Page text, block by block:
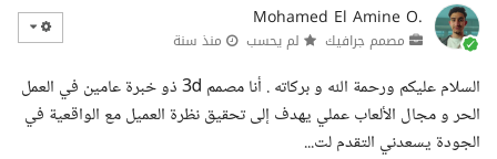
Mohamed El Amine O.
مصمم جرافيك لم يحسب منذ سنة
السلام عليكم ورحمة الله و بركاته . أنا مصمم 3d ذو خبرة عامين في العمل
الحر و مجال الألعاب عملي يهدف إلى تحقيق نظرة العميل مع الواقعية في
الجودة يسعدني التقدم لت...